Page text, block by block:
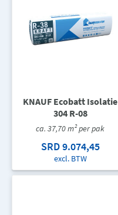
KNAUF Ecobatt Isolatie
304 R-08
ca. 37,70 m² per pak
SRD 9.074,45
excl. BTW